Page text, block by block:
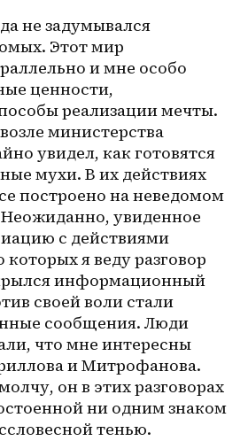
не задумывался
Этот мир
и мне особо
ценности,
реализации мечты.
министерства
увидел, как готовятся
мухи. В их действиях
построено на неведомом
увиденное
с действиями
я веду разговор
информационный
своей воли стали
сообщения. Люди
что мне интересны
и Митрофанова.
он в этих разговорах
ни одним знаком
тенью.